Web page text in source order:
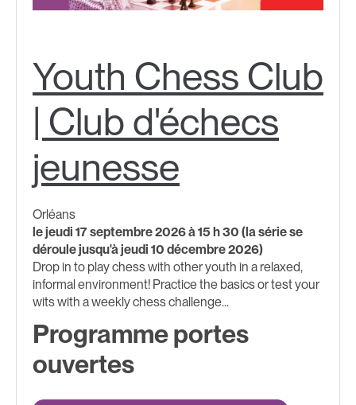
Youth Chess Club
| Club d'échecs
jeunesse
Orléans
le jeudi 17 septembre 2026 à 15 h 30 (la série se
déroule jusqu'à jeudi 10 décembre 2026)
Drop in to play chess with other youth in a relaxed,
informal environment! Practice the basics or test your
wits with a weekly chess challenge...
Programme portes
ouvertes